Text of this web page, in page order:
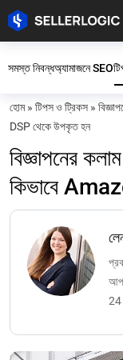
সমস্ত নিবন্ধঅ্যামাজনে SEO
হোম» টিপস ও ট্রিকস »
DSP থেকে উপকৃত হন
বিজ্ঞাপনের
কিভাবে
24